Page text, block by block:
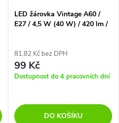
LED žárovka Vintage A60 /
E27 / 4,5 W (40 W) / 420 lm /
81,82 Kč bez DPH
99 Kč
Dostupnost do 4 pracovních dní
DO KOŠÍKU